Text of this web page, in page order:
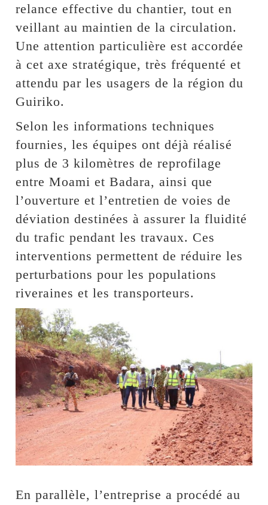
relance effective du chantier, tout en
veillant au maintien de la circulation.
Une attention particulière est accordée
à cet axe stratégique, très fréquenté et
attendu par les usagers de la région du
Guiriko.
Selon les informations techniques
fournies, les équipes ont déjà réalisé
plus de 3 kilomètres de reprofilage
entre Moami et Badara, ainsi que
l’ouverture et l’entretien de voies de
déviation destinées à assurer la fluidité
du trafic pendant les travaux. Ces
interventions permettent de réduire les
perturbations pour les populations
riveraines et les transporteurs.
En parallèle, l’entreprise a procédé au